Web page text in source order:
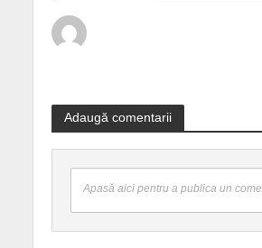
Adaugă comentarii
Apasă aici pentru a publica un